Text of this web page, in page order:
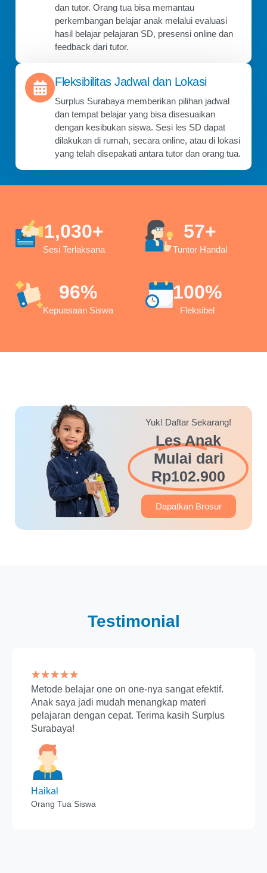
dan tutor. Orang tua bisa memantau
perkembangan belajar anak melalui evaluasi
hasil belajar pelajaran SD, presensi online dan
feedback dari tutor.
Fleksibilitas Jadwal dan Lokasi
Surplus Surabaya memberikan pilihan jadwal
dan tempat belajar yang bisa disesuaikan
dengan kesibukan siswa. Sesi les SD dapat
dilakukan di rumah, secara online, atau di lokasi
yang telah disepakati antara tutor dan orang tua.
Sesi Terlaksana
1,030+
Tuntor Handal
57+
Kepuasaan Siswa
96%
Fleksibel
100%
Yuk! Daftar Sekarang!
Les Anak
Mulai dari
Rp102.900
Dapatkan Brosur
Testimonial
★★★★★
Metode belajar one on one-nya sangat efektif.
Anak saya jadi mudah menangkap materi
pelajaran dengan cepat. Terima kasih Surplus
Surabaya!
Haikal
Orang Tua Siswa